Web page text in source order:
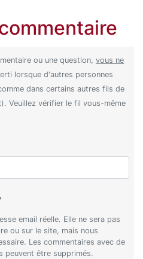
ou une question,vous ne
lorsque d'autres personnes
dans certains autres fils de
Veuillez vérifier le fil vous-même
email réelle. Elle ne sera pas
ou sur le site, mais nous
Les commentaires avec de
peuvent être supprimés.